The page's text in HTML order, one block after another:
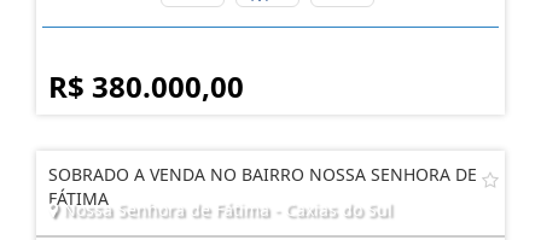
R$ 380.000,00
SOBRADO A VENDA NO BAIRRO NOSSA SENHORA DE
FÁTIMA
Nossa Senhora de Fátima - Caxias do Sul